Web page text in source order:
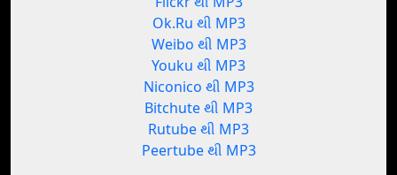
Ok.Ru થી MP3
Weibo થી MP3
Youku થી MP3
Niconico થી MP3
Bitchute થી MP3
Rutube થી MP3
Peertube થી MP3